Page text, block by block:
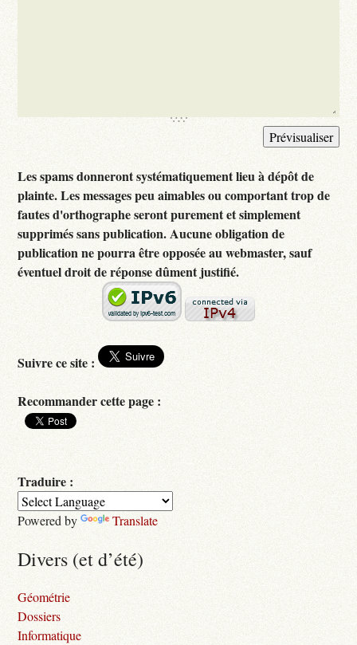
Les spams donneront systématiquement lieu à dépôt de
plainte. Les messages peu aimables ou comportant trop de
fautes d'orthographe seront purement et simplement
supprimés sans publication. Aucune obligation de
publication ne pourra être opposée au webmaster, sauf
éventuel droit de réponse dûment justifié.
Suivre ce site :
Recommander cette page :
Traduire :
Powered by Translate
Divers (et d’été)
Géométrie
Dossiers
Informatique